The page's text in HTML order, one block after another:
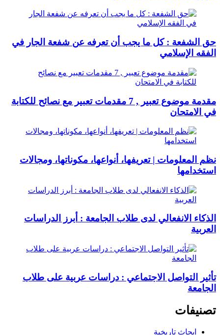
حق الشفعة : كل ما يجب أن تعرفه عن شفعة الجار في
الفقه الإسلامي
مقدمة موضوع تعبير , 7 مقدمات تعبير مع نصائح للكتابة
في الامتحان
نظم المعلومات | تعريفها، أنواعها، مكوناتها، ومجالات
استخدامها
الذكاء الانفعالي لدى طلاب الجامعة : أبرز الدراسات
العربية
تأثير التواصل الاجتماعي : دراسات عربية على طلاب
الجامعة
تصنيفات
ابحاث تاريخية